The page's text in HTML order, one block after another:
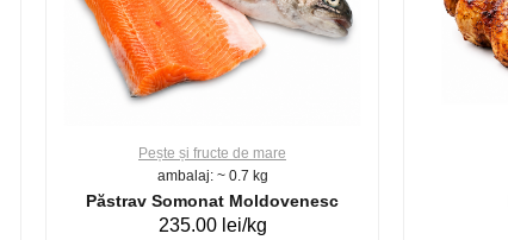
Pește și fructe de mare
ambalaj: ~ 0.7 kg
Păstrav Somonat Moldovenesc
235.00 lei/kg